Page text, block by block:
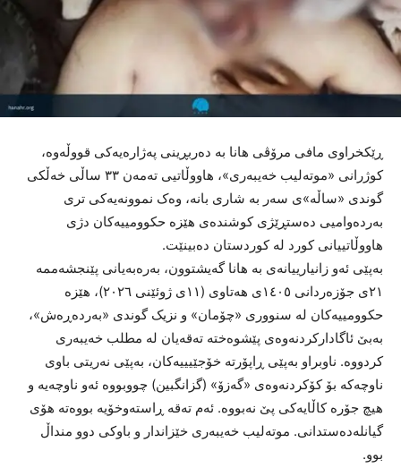
ڕێکخراوی مافی مرۆڤی هانا بە دەربڕینی پەژارەیەکی قووڵەوە،
کوژرانی «موتەلیب خەیبەری»، هاووڵاتیی تەمەن ٣٣ ساڵی خەڵکی
گوندی «ساڵە»ی سەر بە شاری بانە، وەک نموونەیەکی تری
بەردەوامیی دەستڕێژی کوشندەی هێزە حکوومییەکان دژی
هاووڵاتییانی کورد لە کوردستان دەبینێت.
بەپێی ئەو زانیارییانەی بە هانا گەیشتوون، بەرەبەیانی پێنجشەممە
٢١ی جۆزەردانی ١٤٠٥ی هەتاوی (١١ی ژوئێنی ٢٠٢٦)، هێزە
حکوومییەکان لە سنووری «چۆمان» و نزیک گوندی «بەردەڕەش»،
بەبێ ئاگادارکردنەوەی پێشوەختە تەقەیان لە مطلب خەیبەری
کردووە. ناوبراو بەپێی ڕاپۆرتە خۆجێیییەکان، بەپێی نەریتی باوی
ناوچەکە بۆ کۆکردنەوەی «گەزۆ» (گزانگبین) چووبووە ئەو ناوچەیە و
هیچ جۆرە کاڵایەکی پێ نەبووە. ئەم تەقە ڕاستەوخۆیە بووەتە هۆی
گیانلەدەستدانی. موتەلیب خەیبەری خێزاندار و باوکی دوو منداڵ
بوو.